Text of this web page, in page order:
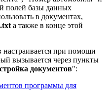
полей базы данных
в документах,
а также в конце этой
при помощи
вызывается через пункты
документов":